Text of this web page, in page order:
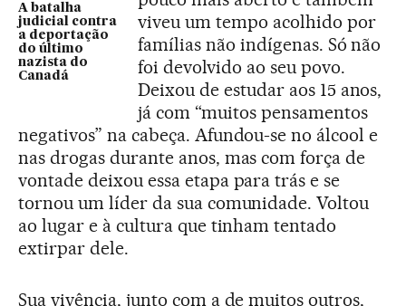
A batalha
judicial contra
a deportação
do último
nazista do
Canadá
viveu um tempo acolhido por
famílias não indígenas. Só não
foi devolvido ao seu povo.
Deixou de estudar aos 15 anos,
já com “muitos pensamentos
negativos” na cabeça. Afundou-se no álcool e
nas drogas durante anos, mas com força de
vontade deixou essa etapa para trás e se
tornou um líder da sua comunidade. Voltou
ao lugar e à cultura que tinham tentado
extirpar dele.
Sua vivência, junto com a de muitos outros,